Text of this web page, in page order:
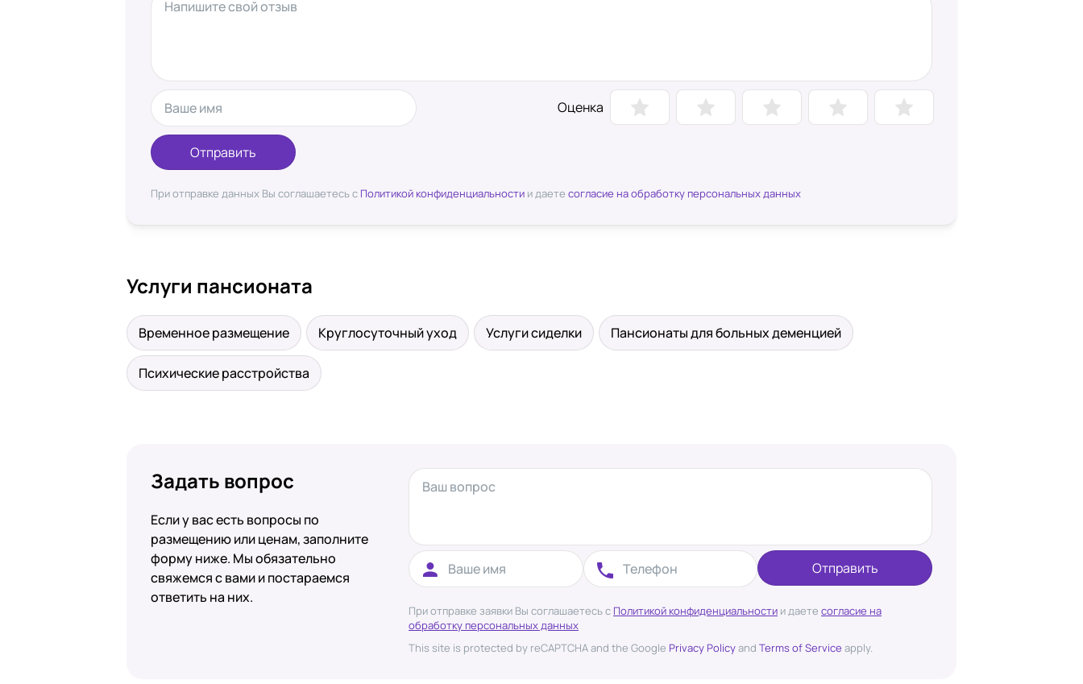
Оценка
Отправить
При отправке данных Вы соглашаетесь с Политикой конфиденциальности и даете согласие на обработку персональных данных
Услуги пансионата
Временное размещение Круглосуточный уход Услуги сиделки Пансионаты для больных деменцией
Психические расстройства
Задать вопрос
Если у вас есть вопросы по
размещению или ценам, заполните
форму ниже. Мы обязательно
свяжемся с вами и постараемся
ответить на них.
Отправить
При отправке заявки Вы соглашаетесь с Политикой конфиденциальности и даете согласие на
обработку персональных данных
This site is protected by reCAPTCHA and the Google Privacy Policyand Terms of Service apply.